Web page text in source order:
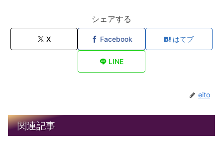
シェアする
X Facebook はてブ
LINE
eito
関連記事